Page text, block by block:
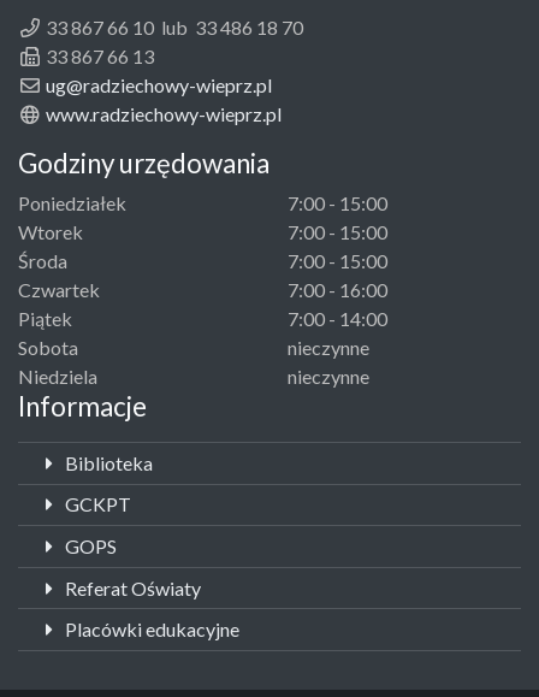
33 867 66 10 lub 33 486 18 70
33 867 66 13
ug@radziechowy-wieprz.pl
www.radziechowy-wieprz.pl
Godziny urzędowania
Poniedziałek
7:00 - 15:00
Wtorek
7:00 - 15:00
Środa
7:00 - 15:00
Czwartek
7:00 - 16:00
Piątek
7:00 - 14:00
Sobota
nieczynne
Niedziela
nieczynne
Informacje
Biblioteka
GCKPT
GOPS
Referat Oświaty
Placówki edukacyjne